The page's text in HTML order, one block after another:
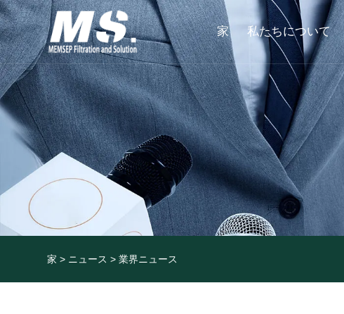
家 私たちについて
家 > ニュース >業界ニュース